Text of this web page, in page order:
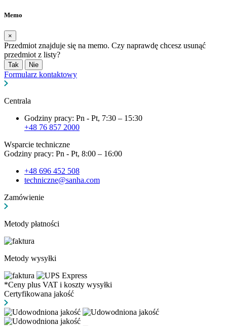
Memo
×
Przedmiot znajduje się na memo. Czy naprawdę chcesz usunąć
przedmiot z listy?
Tak Nie
Formularz kontaktowy
Centrala
Godziny pracy: Pn - Pt, 7:30 – 15:30
+48 76 857 2000
Wsparcie techniczne
Godziny pracy: Pn - Pt, 8:00 – 16:00
+48 696 452 508
techniczne@sanha.com
Zamówienie
Metody płatności
Metody wysyłki
*Ceny plus VAT i koszty wysyłki
Certyfikowana jakość